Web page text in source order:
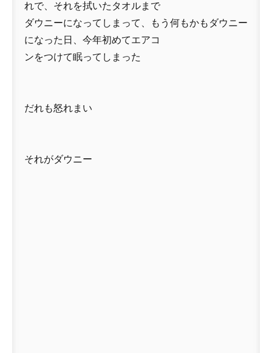
れで、それを拭いたタオルまで
ダウニーになってしまって、もう何もかもダウニー
になった日、今年初めてエアコ
ンをつけて眠ってしまった
だれも怒れまい
それがダウニー